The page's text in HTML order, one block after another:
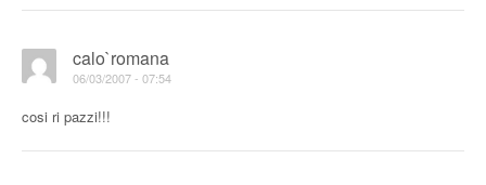
calo`romana
06/03/2007 - 07:54
cosi ri pazzi!!!